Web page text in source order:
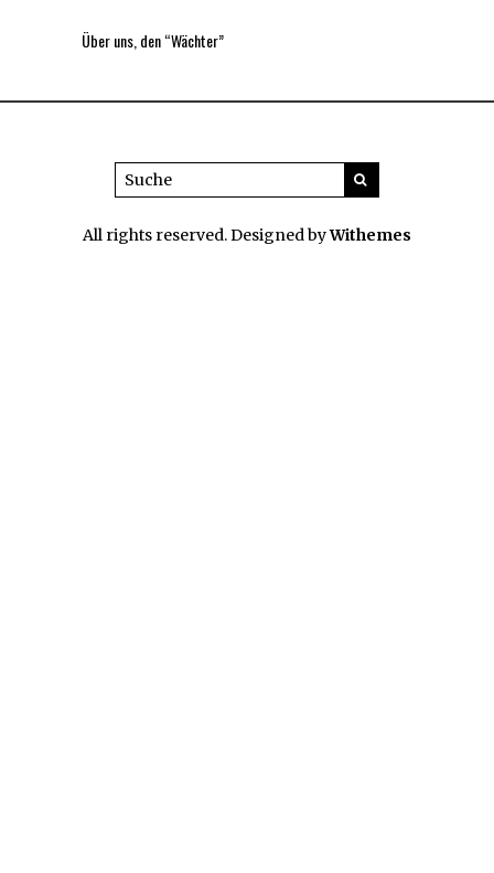
Über uns, den “Wächter”
All rights reserved. Designed byWithemes